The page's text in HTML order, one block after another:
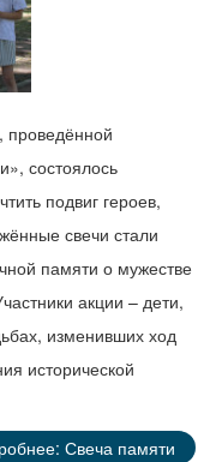
проведённой
состоялось
подвиг героев,
свечи стали
памяти о мужестве
акции – дети,
изменивших ход
исторической
Свеча памяти